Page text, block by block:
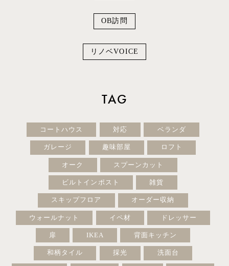
OB訪問
リノベVOICE
TAG
コートハウス 対応 ベランダ
ガレージ 趣味部屋 ロフト
オーク スプーンカット
ビルトインポスト 雑貨
スキップフロア オーダー収納
ウォールナット イペ材 ドレッサー
扉 IKEA 背面キッチン
和柄タイル 採光 洗面台